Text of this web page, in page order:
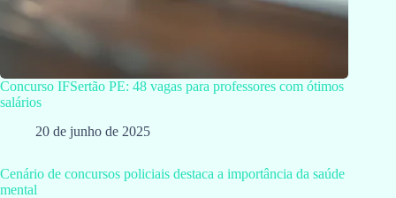
Concurso IFSertão PE: 48 vagas para professores com ótimos
salários
20 de junho de 2025
Cenário de concursos policiais destaca a importância da saúde
mental